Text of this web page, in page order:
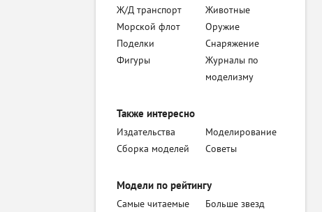
Ж/Д транспорт
Животные
Морской флот
Оружие
Поделки
Снаряжение
Фигуры
Журналы по
моделизму
Также интересно
Издательства
Моделирование
Сборка моделей
Советы
Модели по рейтингу
Самые читаемые
Больше звезд